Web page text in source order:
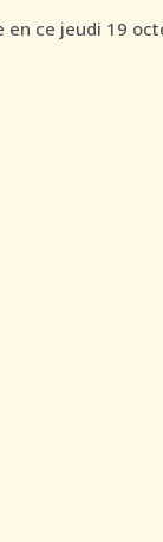
en ce jeudi 19